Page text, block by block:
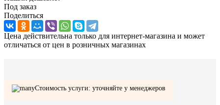
Под заказ
Поделиться
Цена действительна только для интернет-магазина и может
отличаться от цен в розничных магазинах
Стоимость услуги: уточняйте у менеджеров